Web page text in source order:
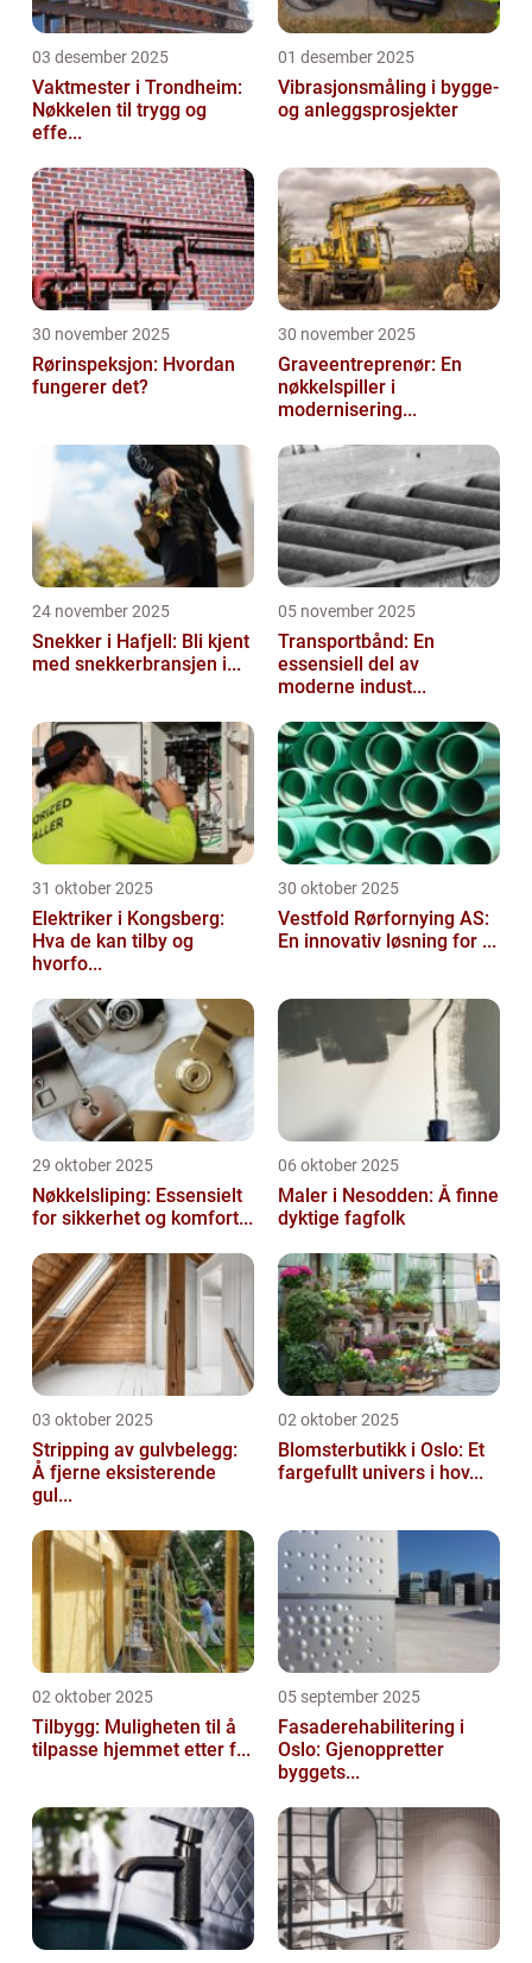
03 desember 2025
Vaktmester i Trondheim:
Nøkkelen til trygg og
effe...
01 desember 2025
Vibrasjonsmåling i bygge-
og anleggsprosjekter
30 november 2025
Rørinspeksjon: Hvordan
fungerer det?
30 november 2025
Graveentreprenør: En
nøkkelspiller i
modernisering...
24 november 2025
Snekker i Hafjell: Bli kjent
med snekkerbransjen i...
05 november 2025
Transportbånd: En
essensiell del av
moderne indust...
31 oktober 2025
Elektriker i Kongsberg:
Hva de kan tilby og
hvorfo...
30 oktober 2025
Vestfold Rørfornying AS:
En innovativ løsning for ...
29 oktober 2025
Nøkkelsliping: Essensielt
for sikkerhet og komfort...
06 oktober 2025
Maler i Nesodden: Å finne
dyktige fagfolk
03 oktober 2025
Stripping av gulvbelegg:
Å fjerne eksisterende
gul...
02 oktober 2025
Blomsterbutikk i Oslo: Et
fargefullt univers i hov...
02 oktober 2025
Tilbygg: Muligheten til å
tilpasse hjemmet etter f...
05 september 2025
Fasaderehabilitering i
Oslo: Gjenoppretter
byggets...